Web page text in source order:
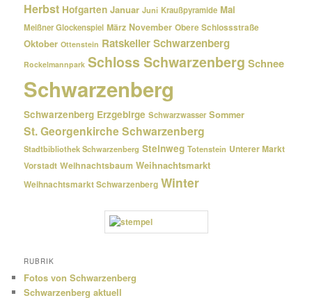
Herbst Hofgarten Januar Juni Kraußpyramide Mai
Meißner Glockenspiel März November Obere Schlossstraße
Oktober Ottenstein Ratskeller Schwarzenberg
Rockelmannpark Schloss Schwarzenberg Schnee
Schwarzenberg
Schwarzenberg Erzgebirge Schwarzwasser Sommer
St. Georgenkirche Schwarzenberg
Stadtbibliothek Schwarzenberg Steinweg Totenstein Unterer Markt
Vorstadt Weihnachtsbaum Weihnachtsmarkt
Weihnachtsmarkt Schwarzenberg Winter
RUBRIK
Fotos von Schwarzenberg
Schwarzenberg aktuell